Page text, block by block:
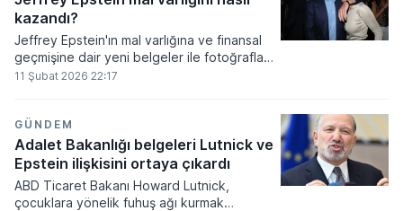
kazandı?
Jeffrey Epstein'ın mal varlığına ve finansal
geçmişine dair yeni belgeler ile fotoğraflar
kamuoyuna sızdı
11 Şubat 2026 22:17
GÜNDEM
Adalet Bakanlığı belgeleri Lutnick ve
Epstein ilişkisini ortaya çıkardı
ABD Ticaret Bakanı Howard Lutnick,
çocuklara yönelik fuhuş ağı kurmak